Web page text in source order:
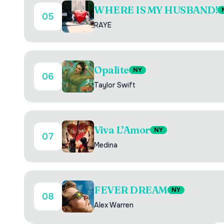
05
WHERE IS MY HUSBAND!
RAYE
06
Opalite NY
Taylor Swift
07
Viva L’Amor NY
Medina
08
FEVER DREAM NY
Alex Warren